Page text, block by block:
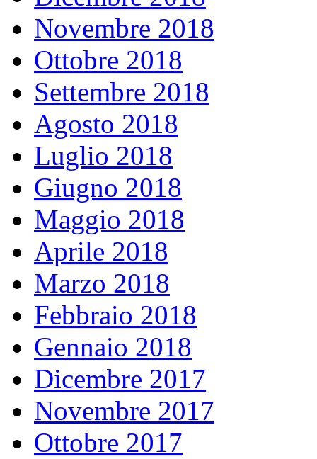
Novembre 2018
Ottobre 2018
Settembre 2018
Agosto 2018
Luglio 2018
Giugno 2018
Maggio 2018
Aprile 2018
Marzo 2018
Febbraio 2018
Gennaio 2018
Dicembre 2017
Novembre 2017
Ottobre 2017